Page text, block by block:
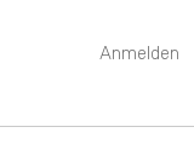
Anmelden